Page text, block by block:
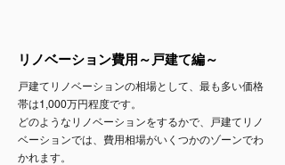
リノベーション費用～戸建て編～
戸建てリノベーションの相場として、最も多い価格
帯は1,000万円程度です。
どのようなリノベーションをするかで、戸建てリノ
ベーションでは、費用相場がいくつかのゾーンでわ
かれます。